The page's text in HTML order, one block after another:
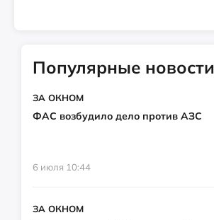
Популярные новости
ЗА ОКНОМ
ФАС возбудило дело против АЗС
6 июля 10:44
ЗА ОКНОМ